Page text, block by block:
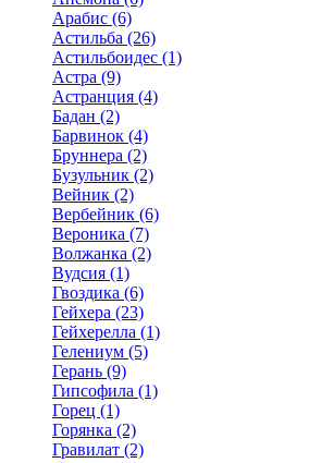
Арабис (6)
Астильба (26)
Астильбоидес (1)
Астра (9)
Астранция (4)
Бадан (2)
Барвинок (4)
Бруннера (2)
Бузульник (2)
Вейник (2)
Вербейник (6)
Вероника (7)
Волжанка (2)
Вудсия (1)
Гвоздика (6)
Гейхера (23)
Гейхерелла (1)
Гелениум (5)
Герань (9)
Гипсофила (1)
Горец (1)
Горянка (2)
Гравилат (2)